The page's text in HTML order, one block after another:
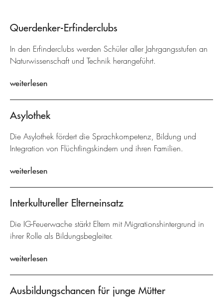
Querdenker-Erfinderclubs
In den Erfinderclubs werden Schüler aller Jahrgangsstufen an
Naturwissenschaft und Technik herangeführt.
weiterlesen
Asylothek
Die Asylothek fördert die Sprachkompetenz, Bildung und
Integration von Flüchtlingskindern und ihren Familien.
weiterlesen
Interkultureller Elterneinsatz
Die IG-Feuerwache stärkt Eltern mit Migrationshintergrund in
ihrer Rolle als Bildungsbegleiter.
weiterlesen
Ausbildungschancen für junge Mütter